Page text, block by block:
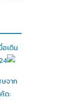
เดิน
จาก
ด: